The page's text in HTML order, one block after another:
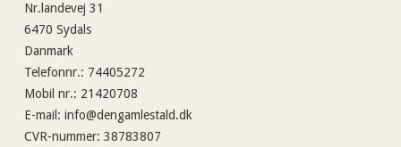
Nr.landevej 31
6470 Sydals
Danmark
Telefonnr.: 74405272
Mobil nr.: 21420708
E-mail : info@dengamlestald.dk
CVR-nummer: 38783807